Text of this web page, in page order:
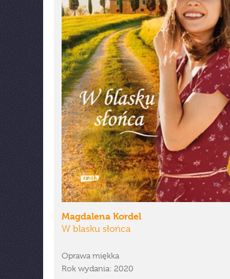
Magdalena Kordel
W blasku słońca
Oprawa miękka
Rok wydania: 2020